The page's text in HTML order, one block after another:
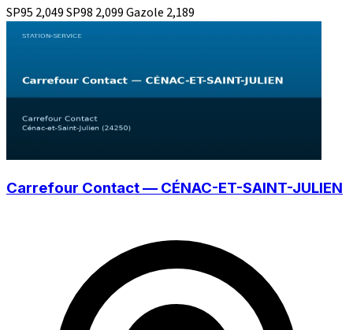
SP95 2,049SP98 2,099Gazole 2,189
Carrefour Contact — CÉNAC-ET-SAINT-JULIEN